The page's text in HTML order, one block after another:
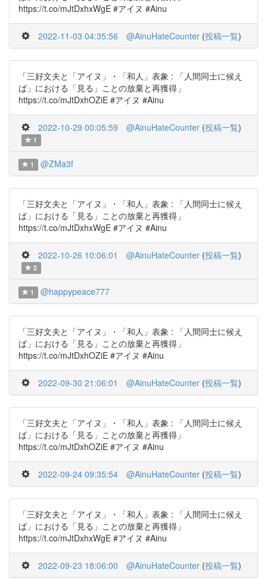
https://t.co/mJtDxhxWgE #アイヌ #Ainu
2022-11-03 04:35:56 @AinuHateCounter (投稿一覧)
「三好文夫と「アイヌ」・「和人」表象 : 「人間同士に候え
ば」における「見る」ことの放棄と再獲得」
https://t.co/mJtDxhOZiE #アイヌ #Ainu
2022-10-29 00:05:59 @AinuHateCounter (投稿一覧)
1
1 @ZMa3f
「三好文夫と「アイヌ」・「和人」表象 : 「人間同士に候え
ば」における「見る」ことの放棄と再獲得」
https://t.co/mJtDxhxWgE #アイヌ #Ainu
2022-10-26 10:06:01 @AinuHateCounter (投稿一覧)
2
1 @happypeace777
「三好文夫と「アイヌ」・「和人」表象 : 「人間同士に候え
ば」における「見る」ことの放棄と再獲得」
https://t.co/mJtDxhOZiE #アイヌ #Ainu
2022-09-30 21:06:01 @AinuHateCounter (投稿一覧)
「三好文夫と「アイヌ」・「和人」表象 : 「人間同士に候え
ば」における「見る」ことの放棄と再獲得」
https://t.co/mJtDxhOZiE #アイヌ #Ainu
2022-09-24 09:35:54 @AinuHateCounter (投稿一覧)
「三好文夫と「アイヌ」・「和人」表象 : 「人間同士に候え
ば」における「見る」ことの放棄と再獲得」
https://t.co/mJtDxhxWgE #アイヌ #Ainu
2022-09-23 18:06:00 @AinuHateCounter (投稿一覧)